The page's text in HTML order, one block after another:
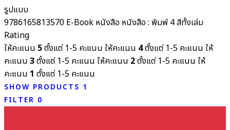
รูปแบบ
9786165813570 E-Book หนังสือ หนังสือ : พิมพ์ 4 สีทั้งเล่ม
Rating
ให้คะแนน 5ตั้งแต่ 1-5 คะแนน ให้คะแนน 4ตั้งแต่ 1-5 คะแนน ให้
คะแนน 3ตั้งแต่ 1-5 คะแนน ให้คะแนน 2ตั้งแต่ 1-5 คะแนน ให้
คะแนน 1 ตั้งแต่ 1-5 คะแนน
SHOW PRODUCTS 1
FILTER 0